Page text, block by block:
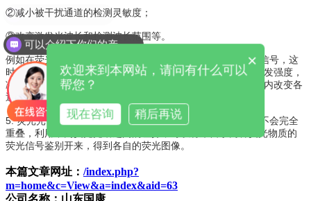
②减小被干扰通道的检测灵敏度；
③改变激发光波长和检测波长范围等。
例如在荧光通道2的图像上看到来自通道1的较弱的荧光交叉信号，这
时，在保证采集到各通道清晰图像的情况下，降低通道1的激发强度，
减小通道2的光电倍增管效能以降低其采集的灵敏度，小范围内改变各
通道的检测波长，可以消除来自通道1的荧光 交叉信号。
5. 荧光光谱鉴别法：通常情况下，不同荧光物质的荧光光谱不会完全
重叠，利用不同荧光光谱之间的差异，可以将来自于两种荧光物质的
荧光信号鉴别开来，得到各自的荧光图像。
本篇文章网址： /index.php?
m=home&c=View&a=index&aid=63
可以介绍下你们的产品么
现在有优惠活动吗
×
欢迎来到本网站，请问有什么可以
帮您？
现在咨询 稍后再说